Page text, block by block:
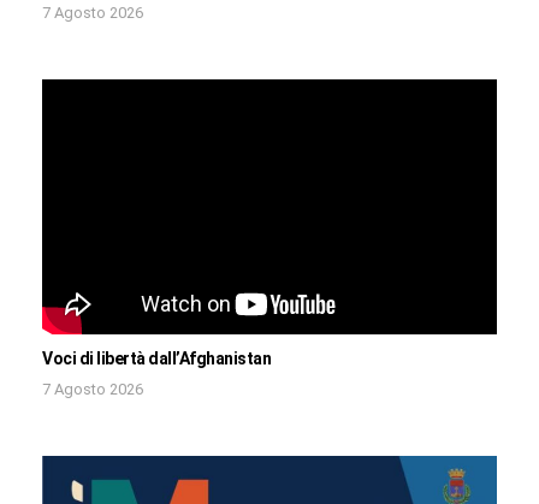
7 Agosto 2026
Voci di libertà dall’Afghanistan
7 Agosto 2026